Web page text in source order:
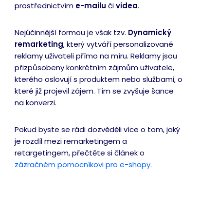
prostřednictvím e-mailu čividea.
Nejúčinnější formou je však tzv. Dynamický
remarketing, který vytváří personalizované
reklamy uživateli přímo na míru. Reklamy jsou
přizpůsobeny konkrétním zájmům uživatele,
kterého oslovují s produktem nebo službami, o
které již projevil zájem. Tím se zvyšuje šance
na konverzi.
Pokud byste se rádi dozvěděli více o tom, jaký
je rozdíl mezi remarketingem a
retargetingem, přečtěte si článek o
zázračném pomocníkovi pro e-shopy.